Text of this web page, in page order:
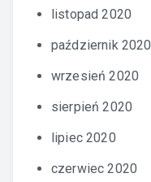
listopad 2020
październik 2020
wrzesień 2020
sierpień 2020
lipiec 2020
czerwiec 2020